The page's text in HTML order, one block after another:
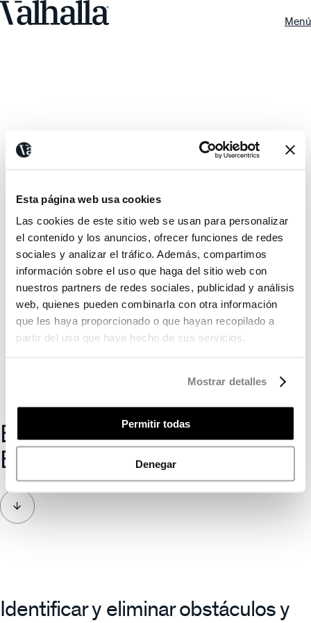
Esta página web usa cookies
Las cookies de este sitio web se usan para personalizar
el contenido y los anuncios, ofrecer funciones de redes
sociales y analizar el tráfico. Además, compartimos
información sobre el uso que haga del sitio web con
nuestros partners de redes sociales, publicidad y análisis
web, quienes pueden combinarla con otra información
que les haya proporcionado o que hayan recopilado a
partir del uso que haya hecho de sus servicios.
Mostrar detalles
Permitir todas
Denegar
Menú
Boyacá Innova
Boyacá
Identificar y eliminar obstáculos y